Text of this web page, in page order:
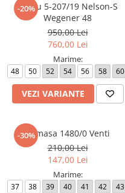
-20%
Sacou 5-207/19 Nelson-S
Wegener 48
950,00 Lei
760,00 Lei
Marime:
48 50 52 54 56 58 60
VEZI VARIANTE
-30%Camasa 1480/0 Venti
210,00 Lei
147,00 Lei
Marime:
37 38 39 40 41 42
43